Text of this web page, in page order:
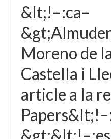
&lt;!–:ca–
Moreno de
Castella i
article a la